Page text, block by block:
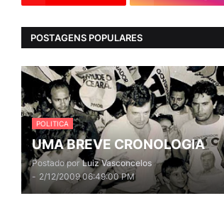
POSTAGENS POPULARES
POLITICA
UMA BREVE CRONOLOGIA
Postado por Luiz Vasconcelos
- 2/12/2009 06:49:00 PM